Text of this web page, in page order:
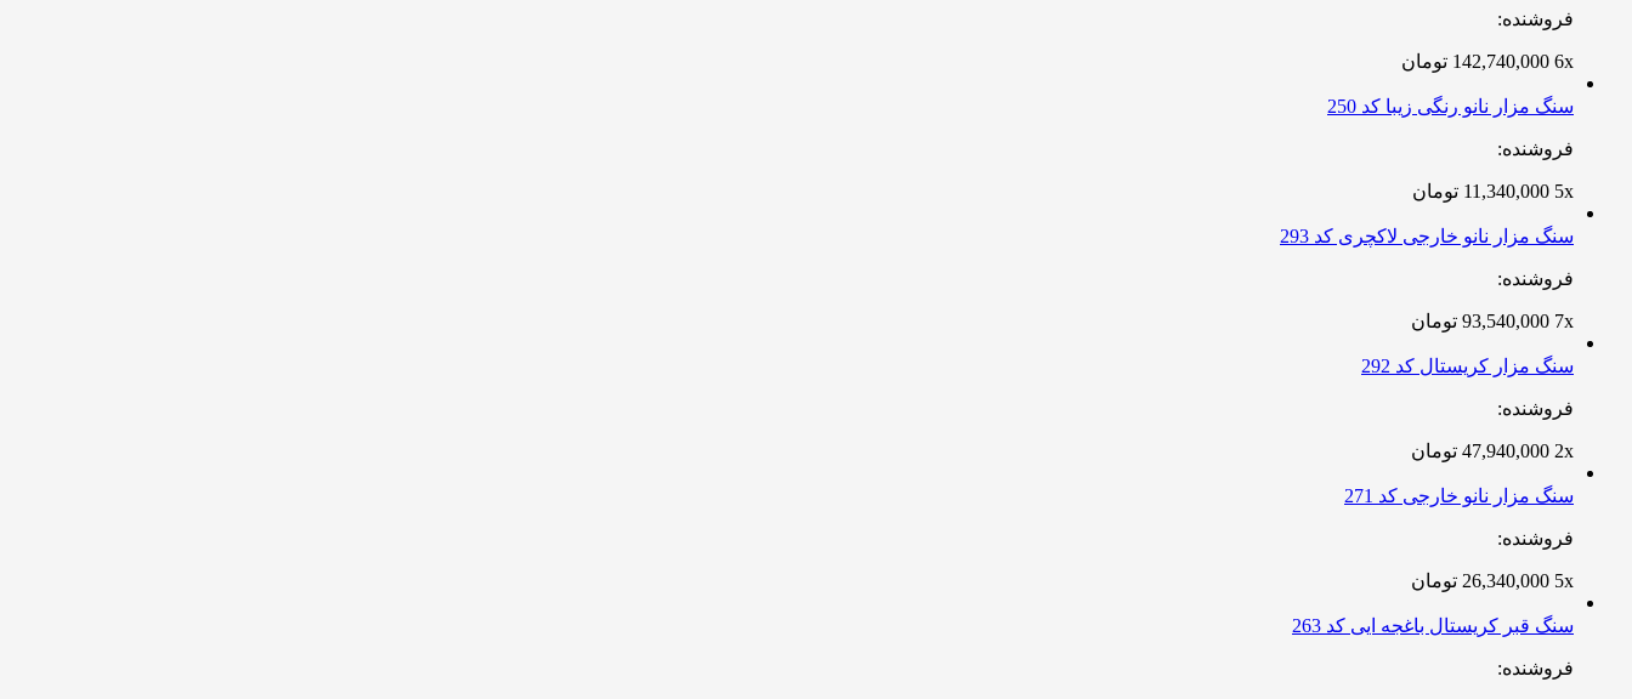
فروشنده:
6x
142,740,000 تومان
سنگ مزار نانو رنگی زیبا کد 250
فروشنده:
5x
11,340,000 تومان
سنگ مزار نانو خارجی لاکچری کد 293
فروشنده:
7x
93,540,000 تومان
سنگ مزار کریستال کد 292
فروشنده:
2x
47,940,000 تومان
سنگ مزار نانو خارجی کد 271
فروشنده:
5x
26,340,000 تومان
سنگ قبر کریستال باغجه ایی کد 263
فروشنده: